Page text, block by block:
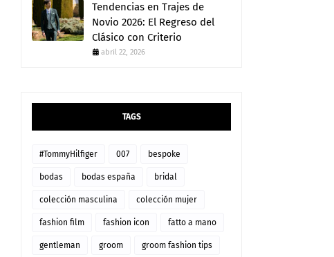
Tendencias en Trajes de
Novio 2026: El Regreso del
Clásico con Criterio
abril 22, 2026
TAGS
#TommyHilfiger 007 bespoke
bodas bodas españa bridal
colección masculina colección mujer
fashion film fashion icon fatto a mano
gentleman groom groom fashion tips